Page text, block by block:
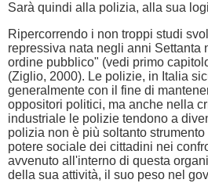
Sarà quindi alla polizia, alla sua
Ripercorrendo i non troppi studi
repressiva nata negli anni Settanta
ordine pubblico" (vedi primo
(Ziglio, 2000). Le polizie, in Italia
generalmente con il fine di
oppositori politici, ma anche nella
industriale le polizie tendono a
polizia non è più soltanto
potere sociale dei cittadini nei
avvenuto all'interno di questa
della sua attività, il suo peso nel